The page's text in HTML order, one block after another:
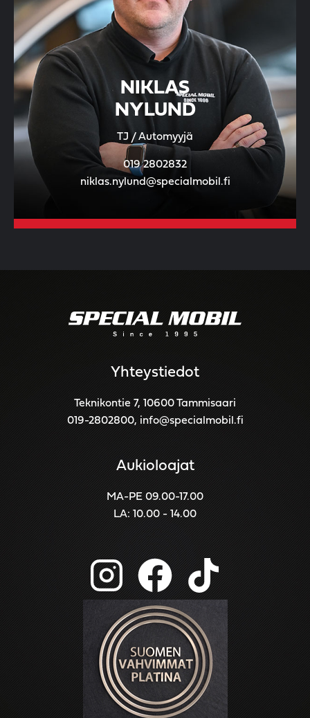
NIKLAS
NYLUND
TJ / Automyyjä
019 2802832
niklas.nylund@specialmobil.fi
Yhteystiedot
Teknikontie 7, 10600 Tammisaari
019-2802800, info@specialmobil.fi
Aukioloajat
MA-PE 09.00-17.00
LA: 10.00 - 14.00